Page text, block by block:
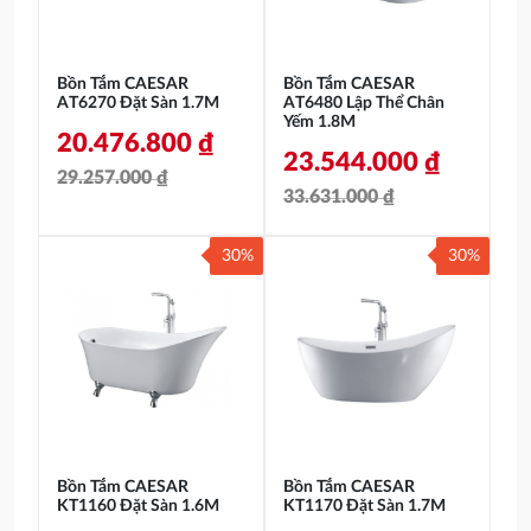
Bồn Tắm CAESAR
AT6270 Đặt Sàn 1.7M
29.257.000₫
29.257.000 ₫.
20.476.800 ₫
là:
20.476.800 ₫.
Bồn Tắm CAESAR
AT6480 Lập Thể Chân
Yếm 1.8M
33.631.000₫
33.631.000 ₫.
23.544.000 ₫
là:
23.544.000 ₫.
Bồn Tắm CAESAR
KT1160 Đặt Sàn 1.6M
30%
Bồn Tắm CAESAR
KT1170 Đặt Sàn 1.7M
30%